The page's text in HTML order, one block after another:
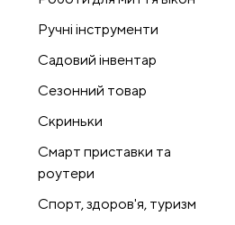
Ручні інструменти
Садовий інвентар
Сезонний товар
Скриньки
Смарт приставки та
роутери
Спорт, здоров'я, туризм